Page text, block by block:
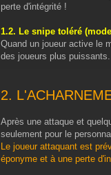
perte d'intégrité !
1.2. Le snipe toléré
Quand un joueur active le
des joueurs plus
2.
Après une attaque et
seulement pour le
Le joueur attaquant est
éponyme et à une perte